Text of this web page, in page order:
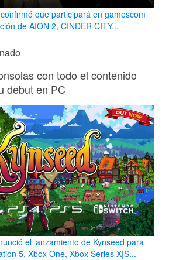
que participará en gamescom
de AION 2, CINDER CITY...
con todo el contenido
debut en PC
el lanzamiento de Kynseed para
5, Xbox One, Xbox Series X|S...